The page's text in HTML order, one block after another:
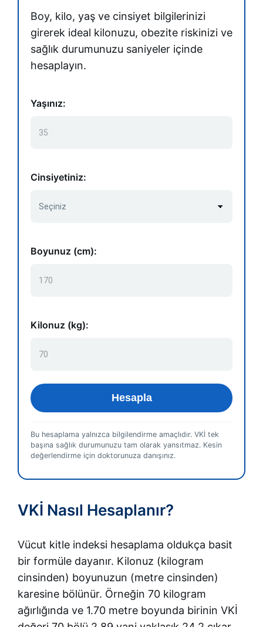
Boy, kilo, yaş ve cinsiyet bilgilerinizi
girerek ideal kilonuzu, obezite riskinizi ve
sağlık durumunuzu saniyeler içinde
hesaplayın.
Yaşınız:
Cinsiyetiniz:
Boyunuz (cm):
Kilonuz (kg):
Hesapla
Bu hesaplama yalnızca bilgilendirme amaçlıdır. VKİ tek
başına sağlık durumunuzu tam olarak yansıtmaz. Kesin
değerlendirme için doktorunuza danışınız.
VKİ Nasıl Hesaplanır?
Vücut kitle indeksi hesaplama oldukça basit
bir formüle dayanır. Kilonuz (kilogram
cinsinden) boyunuzun (metre cinsinden)
karesine bölünür. Örneğin 70 kilogram
ağırlığında ve 1.70 metre boyunda birinin VKİ